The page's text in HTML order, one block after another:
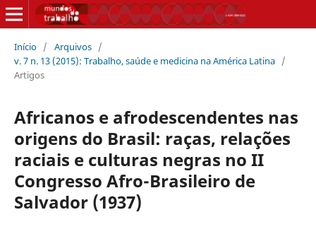
Início / Arquivos /
v. 7 n. 13 (2015): Trabalho, saúde e medicina na América Latina /
Artigos
Africanos e afrodescendentes nas
origens do Brasil: raças, relações
raciais e culturas negras no II
Congresso Afro-Brasileiro de
Salvador (1937)